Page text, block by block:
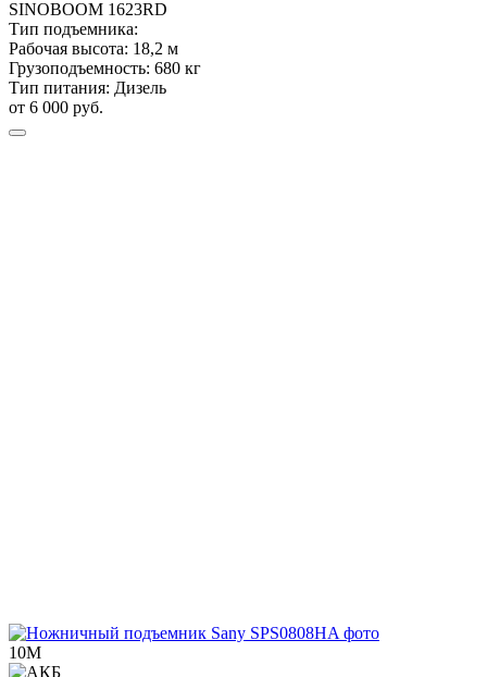
SINOBOOM 1623RD
Тип подъемника:
Рабочая высота: 18,2 м
Грузоподъемность: 680 кг
Тип питания: Дизель
от 6 000 руб.
10М